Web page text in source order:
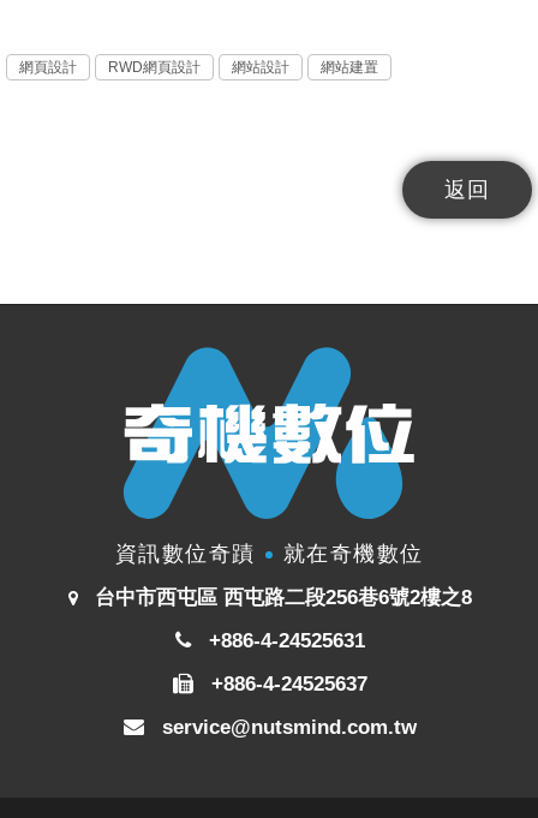
網頁設計 RWD網頁設計 網站設計 網站建置
返回
資訊數位奇蹟 就在奇機數位
台中市西屯區 西屯路二段256巷6號2樓之8
+886-4-24525631
+886-4-24525637
service@nutsmind.com.tw